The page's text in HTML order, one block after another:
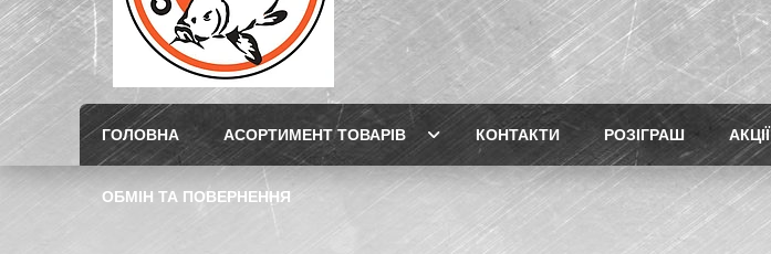
ГОЛОВНА АСОРТИМЕНТ ТОВАРІВ КОНТАКТИ РОЗІГРАШ АКЦІЇ
ОБМІН ТА ПОВЕРНЕННЯ